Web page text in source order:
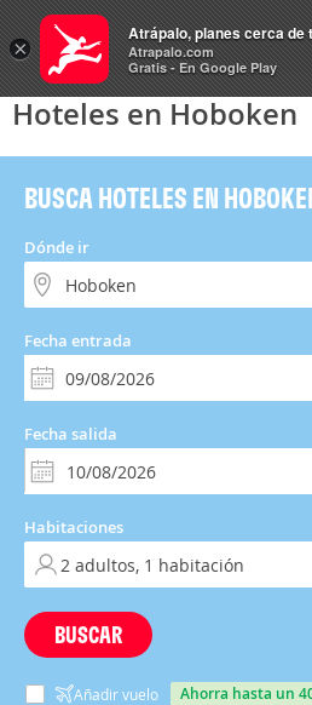
Hoteles
Hoteles en Hoboken
BUSCA HOTELES EN
Dónde ir
Fecha entrada
Fecha salida
Habitaciones
BUSCAR
Añadir vuelo ahorra hasta un
×
Atrápalo, planes cerca de
Atrapalo.com
Gratis - En Google Play